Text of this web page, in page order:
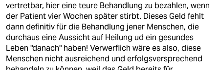
epaper login
vertretbar, hier eine teure Behandlung zu bezahlen, wenn
der Patient vier Wochen später stirbt. Dieses Geld fehlt
dann definitiv für die Behandlung jener Menschen, die
durchaus eine Aussicht auf Heilung ud ein gesundes
Leben "danach" haben! Verwerflich wäre es also, diese
Menschen nicht ausreichend und erfolgsversprechend